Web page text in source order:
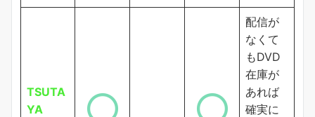
TSUTA
YA
配信が
なくて
もDVD
在庫が
あれば
確実に